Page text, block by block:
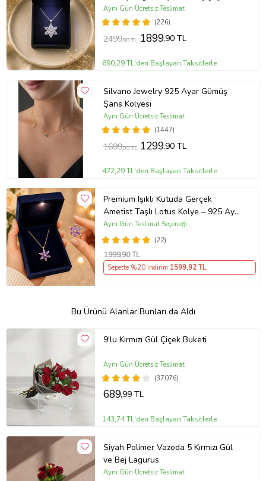
Kolye
(226)
Aynı Gün Ücretsiz Teslimat
2499,90 TL 1899,90 TL
690,29 TL'den Başlayan Taksitlerle
Silvano Jewelry 925 Ayar Gümüş
Şans Kolyesi
(1447)
Aynı Gün Ücretsiz Teslimat
1699,90 TL 1299,90 TL
472,29 TL'den Başlayan Taksitlerle
Premium Işıklı Kutuda Gerçek
Ametist Taşlı Lotus Kolye – 925 Ayar
Gümüş Kadın Kolye
(22)
Aynı Gün Teslimat Seçeneği
1999,90 TL
Sepette %20 İndirim 1599,92 TL
Bu Ürünü Alanlar Bunları da Aldı
9'lu Kırmızı Gül Çiçek Buketi
(37076)
Aynı Gün Ücretsiz Teslimat
689,99 TL
143,74 TL'den Başlayan Taksitlerle
Siyah Polimer Vazoda 5 Kırmızı Gül
ve Bej Lagurus
Aynı Gün Ücretsiz Teslimat